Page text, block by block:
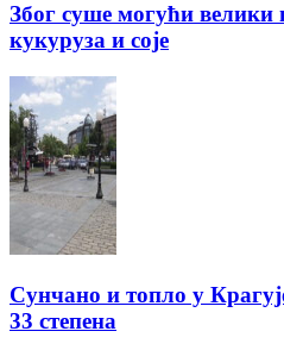
Због суше могући
кукуруза и соје
Сунчано и топло у
33 степена